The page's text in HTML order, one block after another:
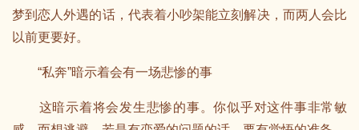
梦到恋人外遇的话，代表着小吵架能立刻解决，而两人会比
以前更要好。
“私奔”暗示着会有一场悲惨的事
这暗示着将会发生悲惨的事。你似乎对这件事非常敏